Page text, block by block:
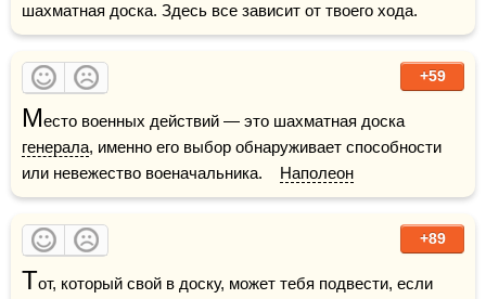
шахматная доска. Здесь все зависит от твоего хода.
+59
М
генерала, именно его выбор обнаруживает способности
или невежество военачальника. Наполеон
+89
Т